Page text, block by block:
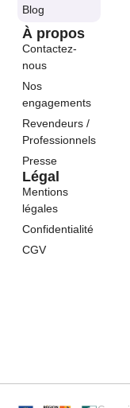
Blog
À propos
Contactez-
nous
Nos
engagements
Revendeurs /
Professionnels
Presse
Légal
Mentions
légales
Confidentialité
CGV